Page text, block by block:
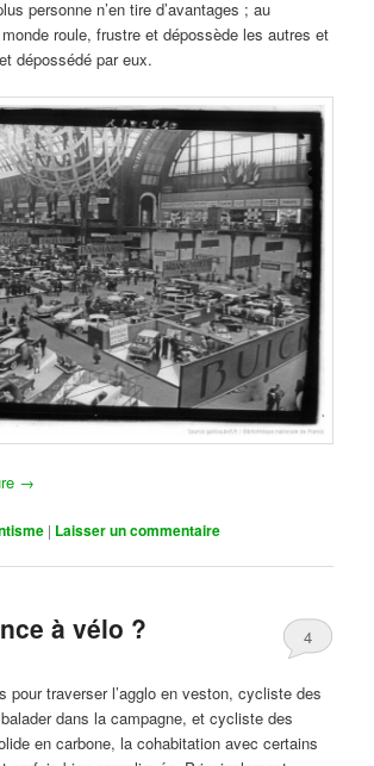
personne n’en tire d’avantages ; au
roule, frustre et dépossède les autres et
dépossédé par eux.
→
| Laisser un commentaire
à vélo ? 4
pour traverser l’agglo en veston, cycliste des
dans la campagne, et cycliste des
en carbone, la cohabitation avec certains